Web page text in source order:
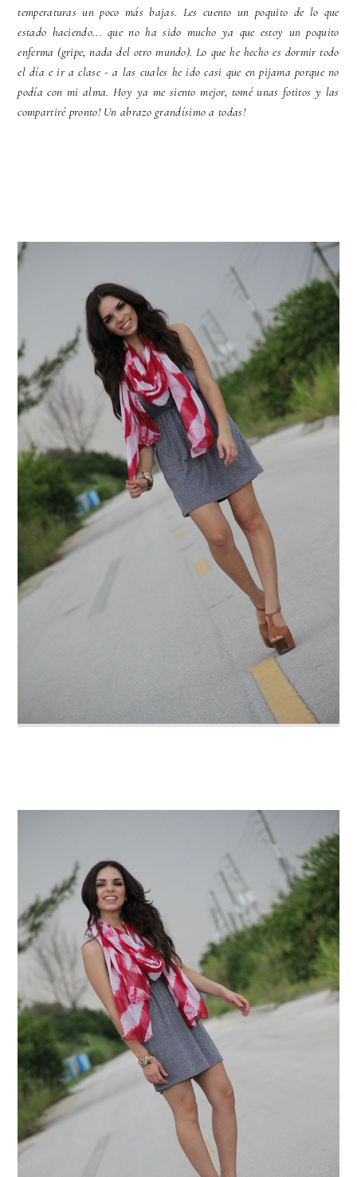
temperaturas un poco más bajas. Les cuento un poquito de lo que
estado haciendo... que no ha sido mucho ya que estoy un poquito
enferma (gripe, nada del otro mundo). Lo que he hecho es dormir todo
el día e ir a clase - a las cuales he ido casi que en pijama porque no
podía con mi alma. Hoy ya me siento mejor, tomé unas fotitos y las
compartiré pronto! Un abrazo grandísimo a todas!